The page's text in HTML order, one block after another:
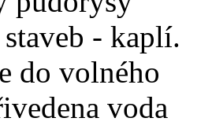
- kaplí.
do volného
voda